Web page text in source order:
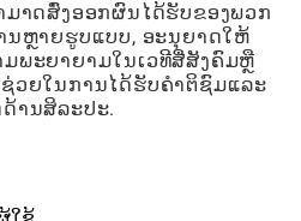
າດສົ່ງອອກຜົນໄດ້ຮັບຂອງພວກ
ນຫຼາຍຮູບແບບ, ອະນຸຍາດໃຫ້
ພະຍາຍາມໃນເວທີສື່ສັງຄົມຫຼື
ວຍໃນການໄດ້ຮັບຄໍາຕິຊົມແລະ
ານສິລະປະ.